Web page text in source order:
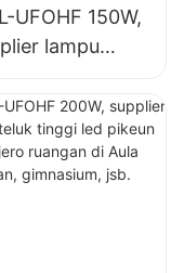
UFOHF 150W,
lampu
tinggi led
lampu jero
di pabrik